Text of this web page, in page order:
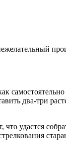
самостоятельно
два-три
удастся